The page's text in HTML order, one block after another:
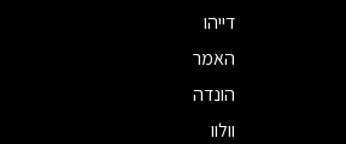
דייהו
האמר
הונדה
וולוו